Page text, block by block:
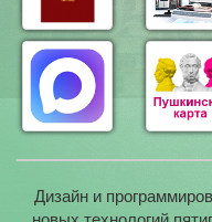
Дизайн и